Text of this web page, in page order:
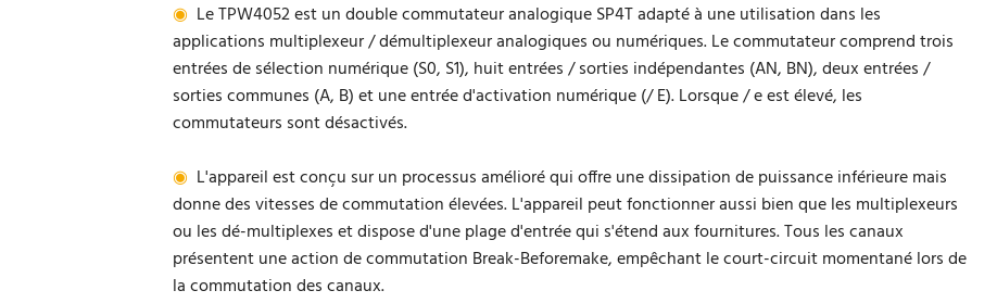
◉ Le TPW4052 est un double commutateur analogique SP4T adapté à une utilisation dans les
applications multiplexeur / démultiplexeur analogiques ou numériques. Le commutateur comprend trois
entrées de sélection numérique (S0, S1), huit entrées / sorties indépendantes (AN, BN), deux entrées /
sorties communes (A, B) et une entrée d'activation numérique (/ E). Lorsque / e est élevé, les
commutateurs sont désactivés.
◉ L'appareil est conçu sur un processus amélioré qui offre une dissipation de puissance inférieure mais
donne des vitesses de commutation élevées. L'appareil peut fonctionner aussi bien que les multiplexeurs
ou les dé-multiplexes et dispose d'une plage d'entrée qui s'étend aux fournitures. Tous les canaux
présentent une action de commutation Break-Beforemake, empêchant le court-circuit momentané lors de
la commutation des canaux.